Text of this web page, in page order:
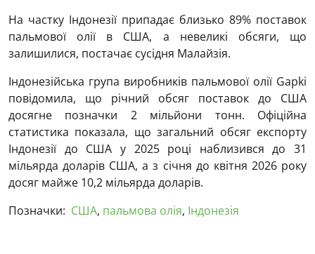
На частку Індонезії припадає близько 89% поставок
пальмової олії в США, а невеликі обсяги, що
залишилися, постачає сусідня Малайзія.
Індонезійська група виробників пальмової олії Gapki
повідомила, що річний обсяг поставок до США
досягне позначки 2 мільйони тонн. Офіційна
статистика показала, що загальний обсяг експорту
Індонезії до США у 2025 році наблизився до 31
мільярда доларів США, а з січня до квітня 2026 року
досяг майже 10,2 мільярда доларів.
Позначки: США, пальмова олія, Індонезія